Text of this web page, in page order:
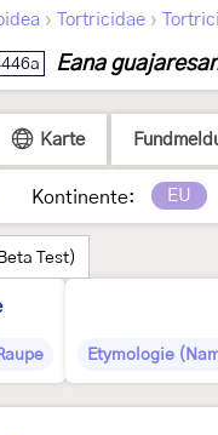
› Tortricidae ›
Eana
Karte
Kontinente: EU
Test)
Etymologie